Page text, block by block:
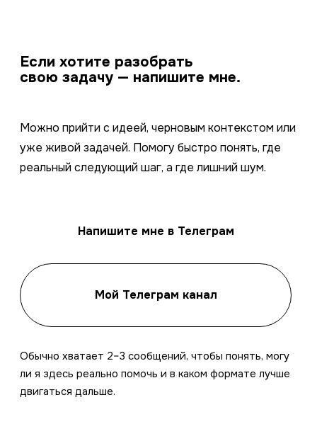
Если хотите разобрать
свою задачу — напишите мне.
Можно прийти с идеей, черновым контекстом или
уже живой задачей. Помогу быстро понять, где
реальный следующий шаг, а где лишний шум.
Напишите мне в Телеграм
Мой Телеграм канал
Обычно хватает 2–3 сообщений, чтобы понять, могу
ли я здесь реально помочь и в каком формате лучше
двигаться дальше.